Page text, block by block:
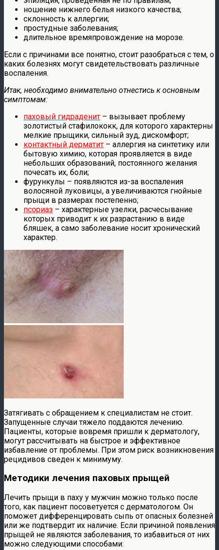
ношение нижнего белья низкого качества;
склонность к аллергии;
простудные заболевания;
длительное времяпровождение на морозе.
Если с причинами все понятно, стоит разобраться с тем, о
каких болезнях могут свидетельствовать различные
воспаления.
Итак, необходимо внимательно отнестись к основным
симптомам:
паховый гидраденит – вызывает проблему
золотистый стафилококк, для которого характерны
мелкие прыщики, сильный зуд, дискомфорт;
контактный дерматит – аллергия на синтетику или
бытовую химию, которая проявляется в виде
небольших образований, постоянного желания
почесать их, боли;
фурункулы – появляются из-за воспаления
волосяной луковицы, а увеличиваются гнойные
прыщи в размерах постепенно;
псориаз – характерные узелки, расчесывание
которых приводит к их разрастанию в виде
бляшек, а само заболевание носит хронический
характер.
Затягивать с обращением к специалистам не стоит.
Запущенные случаи тяжело поддаются лечению.
Пациенты, которые вовремя пришли к дерматологу,
могут рассчитывать на быстрое и эффективное
избавление от проблемы. При этом риск возникновения
рецидивов сведен к минимуму.
Методики лечения паховых прыщей
Лечить прыщи в паху у мужчин можно только после
того, как пациент посоветуется с дерматологом. Он
поможет дифференцировать сыпь от опасных болезней
или же подтвердит их наличие. Если причиной появления
прыщей не являются заболевания, то избавиться от них
можно следующими способами: